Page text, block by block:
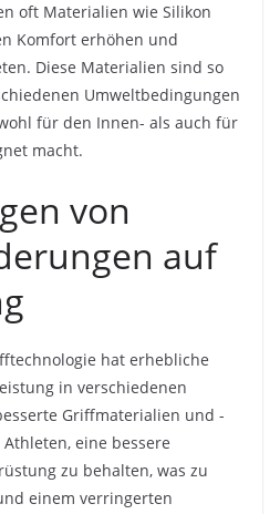
oft Materialien wie Silikon
Komfort erhöhen und
Diese Materialien sind so
Umweltbedingungen
für den Innen- als auch für
macht.
von
auf
hat erhebliche
in verschiedenen
Griffmaterialien und -
eine bessere
zu behalten, was zu
einem verringerten